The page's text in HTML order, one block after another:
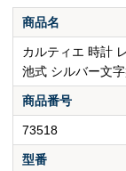
商品名
カルティエ 時計
池式 シルバー文
商品番号
73518
型番